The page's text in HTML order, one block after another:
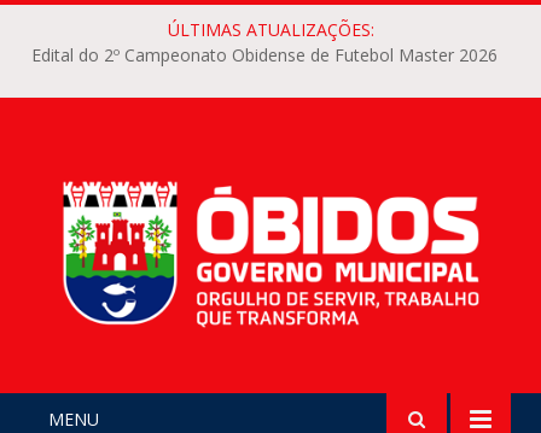
ÚLTIMAS ATUALIZAÇÕES:
Edital do 2º Campeonato Obidense de Futebol Master 2026
MENU